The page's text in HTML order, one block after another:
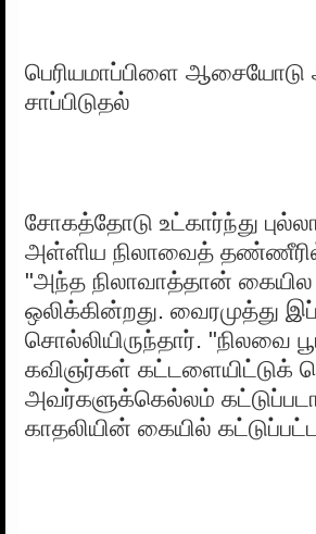
பெரியமாப்பிளை
சாப்பிடுதல்
சோகத்தோடு உட்கார்ந்து
அள்ளிய நிலாவைத் தண்ணீரில்
"அந்த நிலாவாத்தான் கையில
ஒலிக்கின்றது. வைரமுத்து
சொல்லியிருந்தார். "நிலவை
கவிஞர்கள் கட்டளையிட்டுக்
அவர்களுக்கெல்லம்
காதலியின் கையில்